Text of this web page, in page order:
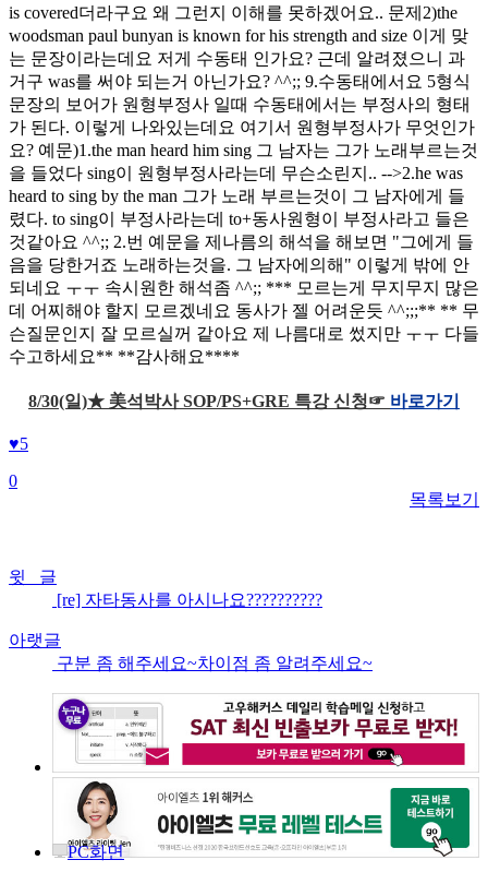
is covered더라구요 왜 그런지 이해를 못하겠어요.. 문제2)the
woodsman paul bunyan is known for his strength and size 이게 맞
는 문장이라는데요 저게 수동태 인가요? 근데 알려졌으니 과
거구 was를 써야 되는거 아닌가요? ^^;; 9.수동태에서요 5형식
문장의 보어가 원형부정사 일때 수동태에서는 부정사의 형태
가 된다. 이렇게 나와있는데요 여기서 원형부정사가 무엇인가
요? 예문)1.the man heard him sing 그 남자는 그가 노래부르는것
을 들었다 sing이 원형부정사라는데 무슨소린지.. -->2.he was
heard to sing by the man 그가 노래 부르는것이 그 남자에게 들
렸다. to sing이 부정사라는데 to+동사원형이 부정사라고 들은
것같아요 ^^;; 2.번 예문을 제나름의 해석을 해보면 "그에게 들
음을 당한거죠 노래하는것을. 그 남자에의해" 이렇게 밖에 안
되네요 ㅜㅜ 속시원한 해석좀 ^^;; *** 모르는게 무지무지 많은
데 어찌해야 할지 모르겠네요 동사가 젤 어려운듯 ^^;;;** ** 무
슨질문인지 잘 모르실꺼 같아요 제 나름대로 썼지만 ㅜㅜ 다들
수고하세요** **감사해요****
8/30(일)★ 美석박사 SOP/PS+GRE 특강 신청☞ 바로가기
♥5
목록보기
0
윗 글
[re] 자타동사를 아시나요??????????
아랫글
구분 좀 해주세요~차이점 좀 알려주세요~
PC화면